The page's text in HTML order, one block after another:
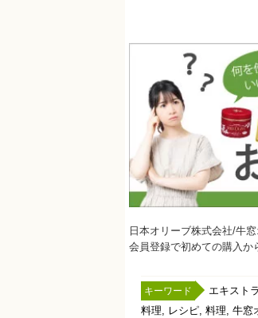
日本オリーブ株式会社/牛
会員登録で初めての購入か
エキスト
料理
レシピ 料理 牛窓